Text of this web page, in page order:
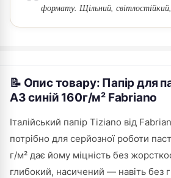
формату. Щільний, світлостійкий,
📝 Опис товару: Папір для
A3 синій 160г/м² Fabriano
Італійський папір Tiziano від
потрібно для серйозної роботи
г/м² дає йому міцність без
глибокий, насичений — навіть без